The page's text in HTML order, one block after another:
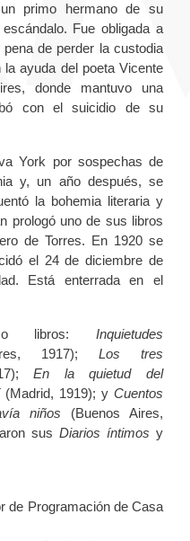
primo hermano de su
Fue obligada a
de perder la custodia
ayuda del poeta Vicente
donde mantuvo una
con el suicidio de su
York por sospechas de
y, un año después, se
la bohemia literaria y
prologó uno de sus libros
de Torres. En 1920 se
el 24 de diciembre de
Está enterrada en el
libros: Inquietudes
1917); Los tres
En la quietud del
(Madrid, 1919); y Cuentos
niños (Buenos Aires,
sus Diarios íntimos y
de Programación de Casa